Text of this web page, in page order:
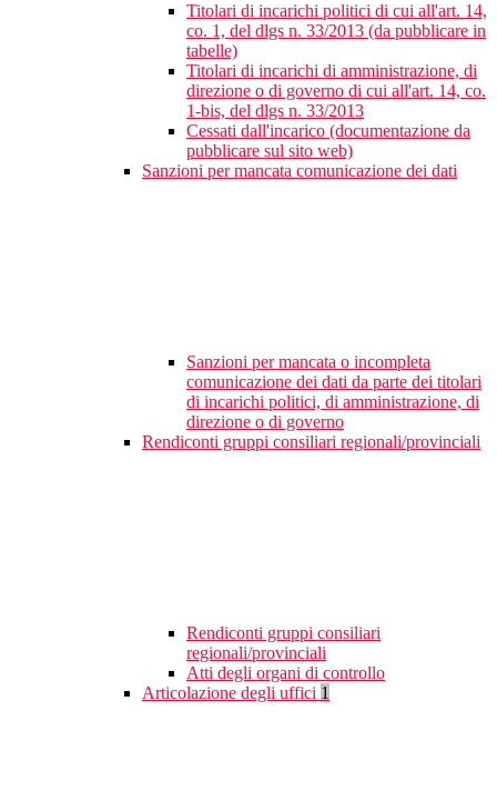
Titolari di incarichi politici di cui all'art. 14,
co. 1, del dlgs n. 33/2013 (da pubblicare in
tabelle)
Titolari di incarichi di amministrazione, di
direzione o di governo di cui all'art. 14, co.
1-bis, del dlgs n. 33/2013
Cessati dall'incarico (documentazione da
pubblicare sul sito web)
Sanzioni per mancata comunicazione dei dati
Sanzioni per mancata o incompleta
comunicazione dei dati da parte dei titolari
di incarichi politici, di amministrazione, di
direzione o di governo
Rendiconti gruppi consiliari regionali/provinciali
Rendiconti gruppi consiliari
regionali/provinciali
Atti degli organi di controllo
Articolazione degli uffici 1